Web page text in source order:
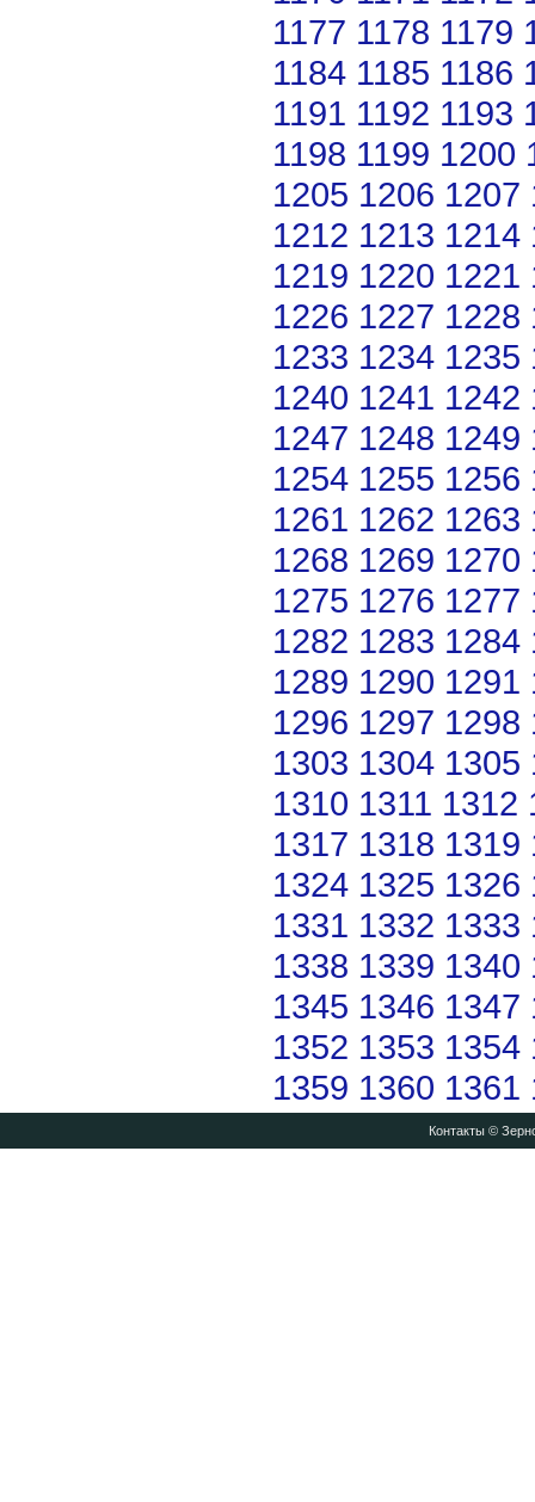
1177 1178 1179
1184 1185 1186
1191 1192 1193
1198 1199 1200
1205 1206 1207
1212 1213 1214
1219 1220 1221
1226 1227 1228
1233 1234 1235
1240 1241 1242
1247 1248 1249
1254 1255 1256
1261 1262 1263
1268 1269 1270
1275 1276 1277
1282 1283 1284
1289 1290 1291
1296 1297 1298
1303 1304 1305
1310 1311 1312
1317 1318 1319
1324 1325 1326
1331 1332 1333
1338 1339 1340
1345 1346 1347
1352 1353 1354
1359 1360 1361
Контакты©